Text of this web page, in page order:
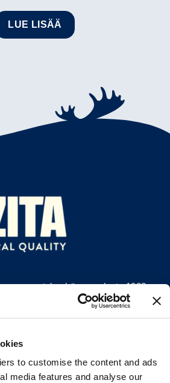
to customise the content and ads
media features and analyse our
LUE LISÄÄ
menestyksekäs, vuodesta 1903
kissan- ja koiranruokaa valmistava
Ruotsista. Pidämme
koiran- ja kissanruokaa
ainesosista ja ilman
lisäaineita.